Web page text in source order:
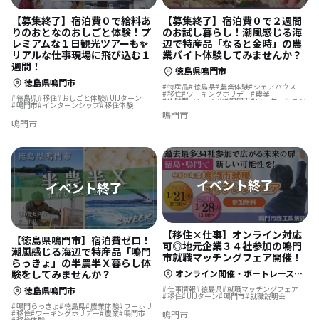
【募集終了】宿泊費０で給料あ
りのおとなのおしごと体験！プ
レミアムな１日観光ツアーも✨
リアルな仕事現場に飛び込む１
週間！
徳島県鳴門市
徳島県 移住 おしごと体験 UIJターン
鳴門市 インターンシップ 移住体験
鳴門市
【募集終了】宿泊費０で２週間
のお試し暮らし！潮風感じる海
辺で特産品「なると金時」の農
業バイト体験してみませんか？
徳島県鳴門市
特産品 徳島県 農業体験 シェアハウス
移住 ワーキングホリデー 農業
体験型コンテンツ 鳴門市 ワーケーション
鳴門市
【徳島県鳴門市】宿泊費ゼロ！
潮風感じる海辺で特産品「鳴門
らっきょ」の半農半Ｘ暮らし体
験をしてみませんか？
徳島県鳴門市
鳴門らっきょ 徳島県 農業体験 ワーホリ
移住 ワーキングホリデー 農業 鳴門市
移住体験
【移住×仕事】オンライン対応
可◎地元企業３４社参加の鳴門
市就職マッチングフェア開催！
オンライン開催・ボートレース鳴門ＵＺＵホール
仕事情報 徳島県 就職マッチングフェア
移住 UIJターン 鳴門市 就職説明会
鳴門市